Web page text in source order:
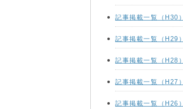
記事掲載一覧（H30）
記事掲載一覧（H29）
記事掲載一覧（H28）
記事掲載一覧（H27）
記事掲載一覧（H26）